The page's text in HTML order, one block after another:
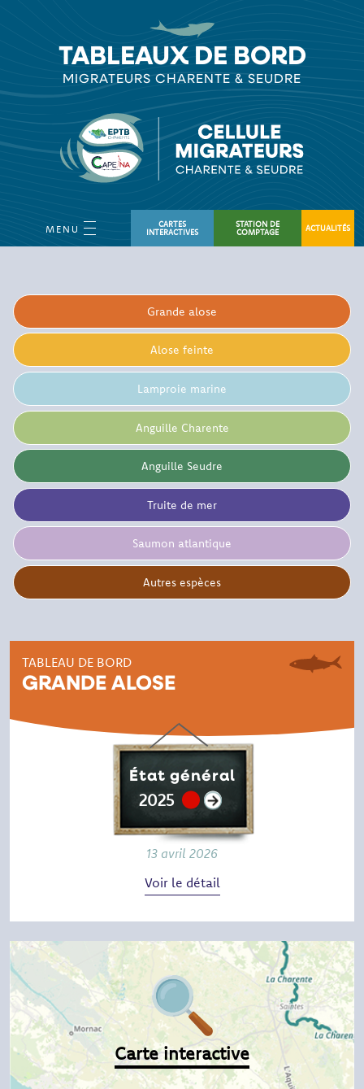
TABLEAUX DE BORD
MIGRATEURS CHARENTE & SEUDRE
MENU CARTES
INTERACTIVES
STATION DE
COMPTAGE ACTUALITÉS
Grande alose
Alose feinte
Lamproie marine
Anguille Charente
Anguille Seudre
Truite de mer
Saumon atlantique
Autres espèces
TABLEAU DE BORD
GRANDE ALOSE
État général
2025
13 avril 2026
Voir le détail
Carte interactive